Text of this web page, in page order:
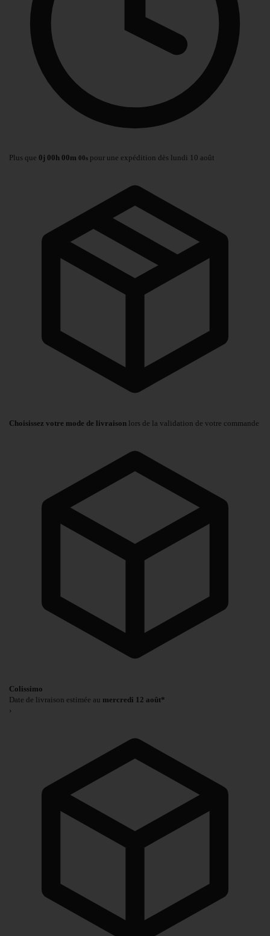
Plus que 0j 00h 00m 00s pour une expédition dès lundi 10 août
Choisissez votre mode de livraison lors de la validation de votre commande
Colissimo
Date de livraison estimée au mercredi 12 août*
›